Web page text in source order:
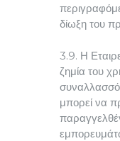
δίωξη του
3.9. Η
ζημία του
μπορεί να